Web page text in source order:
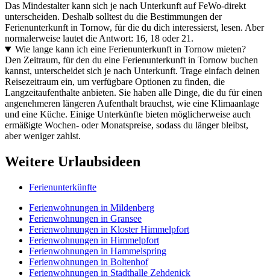
Das Mindestalter kann sich je nach Unterkunft auf FeWo-direkt
unterscheiden. Deshalb solltest du die Bestimmungen der
Ferienunterkunft in Tornow, für die du dich interessierst, lesen. Aber
normalerweise lautet die Antwort: 16, 18 oder 21.
Wie lange kann ich eine Ferienunterkunft in Tornow mieten?
Den Zeitraum, für den du eine Ferienunterkunft in Tornow buchen
kannst, unterscheidet sich je nach Unterkunft. Trage einfach deinen
Reisezeitraum ein, um verfügbare Optionen zu finden, die
Langzeitaufenthalte anbieten. Sie haben alle Dinge, die du für einen
angenehmeren längeren Aufenthalt brauchst, wie eine Klimaanlage
und eine Küche. Einige Unterkünfte bieten möglicherweise auch
ermäßigte Wochen- oder Monatspreise, sodass du länger bleibst,
aber weniger zahlst.
Weitere Urlaubsideen
Ferienunterkünfte
Ferienwohnungen in Mildenberg
Ferienwohnungen in Gransee
Ferienwohnungen in Kloster Himmelpfort
Ferienwohnungen in Himmelpfort
Ferienwohnungen in Hammelspring
Ferienwohnungen in Boltenhof
Ferienwohnungen in Stadthalle Zehdenick